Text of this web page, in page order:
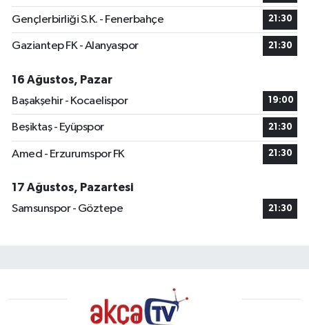
Gençlerbirliği S.K. - Fenerbahçe 21:30
Gaziantep FK - Alanyaspor 21:30
16 Ağustos, Pazar
Başakşehir - Kocaelispor
19:00
Beşiktaş - Eyüpspor 21:30
Amed - Erzurumspor FK 21:30
17 Ağustos, Pazartesi
Samsunspor - Göztepe
21:30